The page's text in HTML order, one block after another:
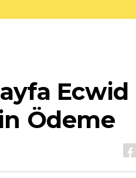
Ecwid
Ödeme